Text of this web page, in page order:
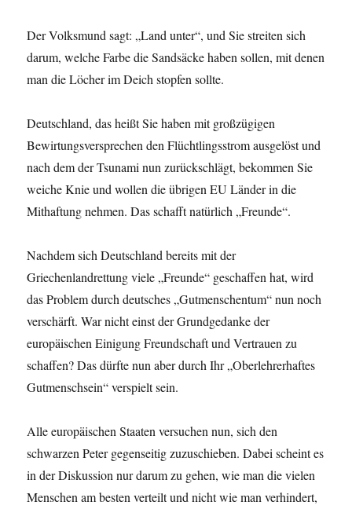
Der Volksmund sagt: „Land unter“, und Sie streiten sich
darum, welche Farbe die Sandsäcke haben sollen, mit denen
man die Löcher im Deich stopfen sollte.
Deutschland, das heißt Sie haben mit großzügigen
Bewirtungsversprechen den Flüchtlingsstrom ausgelöst und
nach dem der Tsunami nun zurückschlägt, bekommen Sie
weiche Knie und wollen die übrigen EU Länder in die
Mithaftung nehmen. Das schafft natürlich „Freunde“.
Nachdem sich Deutschland bereits mit der
Griechenlandrettung viele „Freunde“ geschaffen hat, wird
das Problem durch deutsches „Gutmenschentum“ nun noch
verschärft. War nicht einst der Grundgedanke der
europäischen Einigung Freundschaft und Vertrauen zu
schaffen? Das dürfte nun aber durch Ihr „Oberlehrerhaftes
Gutmenschsein“ verspielt sein.
Alle europäischen Staaten versuchen nun, sich den
schwarzen Peter gegenseitig zuzuschieben. Dabei scheint es
in der Diskussion nur darum zu gehen, wie man die vielen
Menschen am besten verteilt und nicht wie man verhindert,